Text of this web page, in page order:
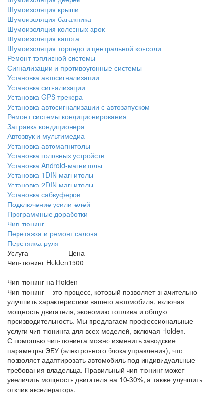
Шумоизоляция крыши
Шумоизоляция багажника
Шумоизоляция колесных арок
Шумоизоляция капота
Шумоизоляция торпедо и центральной консоли
Ремонт топливной системы
Сигнализации и противоугонные системы
Установка автосигнализации
Установка сигнализации
Установка GPS трекера
Установка автосигнализации с автозапуском
Ремонт системы кондиционирования
Заправка кондиционера
Автозвук и мультимедиа
Установка автомагнитолы
Установка головных устройств
Установка Android-магнитолы
Установка 1DIN магнитолы
Установка 2DIN магнитолы
Установка сабвуферов
Подключение усилителей
Программные доработки
Чип-тюнинг
Перетяжка и ремонт салона
Перетяжка руля
Услуга
Цена
Чип-тюнинг Holden1500
Чип-тюнинг на Holden
Чип-тюнинг – это процесс, который позволяет значительно
улучшить характеристики вашего автомобиля, включая
мощность двигателя, экономию топлива и общую
производительность. Мы предлагаем профессиональные
услуги чип-тюнинга для всех моделей, включая Holden.
С помощью чип-тюнинга можно изменить заводские
параметры ЭБУ (электронного блока управления), что
позволяет адаптировать автомобиль под индивидуальные
требования владельца. Правильный чип-тюнинг может
увеличить мощность двигателя на 10-30%, а также улучшить
отклик акселератора.